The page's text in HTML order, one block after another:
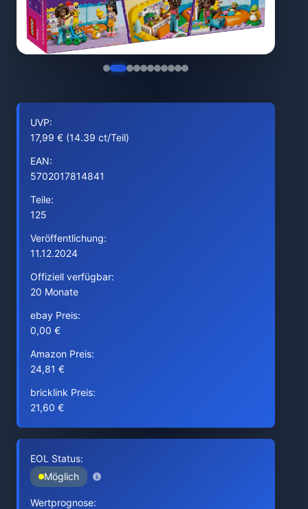
UVP:
17,99 € (14.39 ct/Teil)
EAN:
5702017814841
Teile:
125
Veröffentlichung:
11.12.2024
Offiziell verfügbar:
20 Monate
ebay Preis:
0,00 €
Amazon Preis:
24,81 €
bricklink Preis:
21,60 €
EOL Status:
Möglich
Wertprognose: